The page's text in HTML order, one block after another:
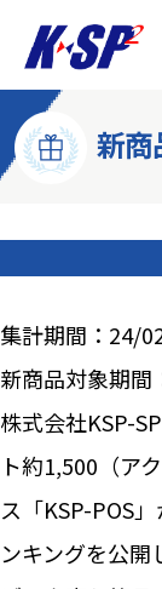
新商
集計期間：24/
新商品対象期
株式会社KSP-
ト約1,500（ア
ス「KSP-POS
ンキングを公開